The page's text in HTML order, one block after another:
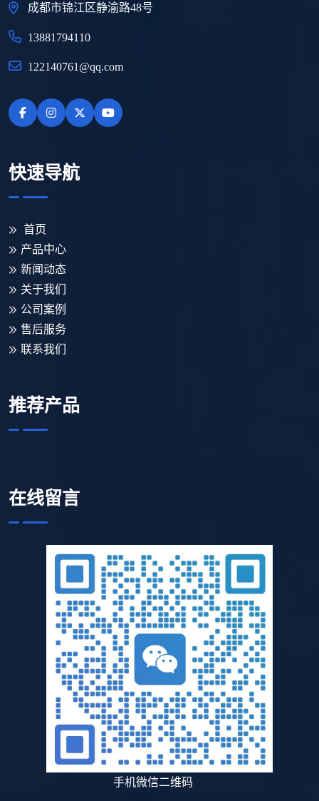
成都市锦江区静渝路48号
13881794110
122140761@qq.com
快速导航
首页
产品中心
新闻动态
关于我们
公司案例
售后服务
联系我们
推荐产品
在线留言
手机微信二维码